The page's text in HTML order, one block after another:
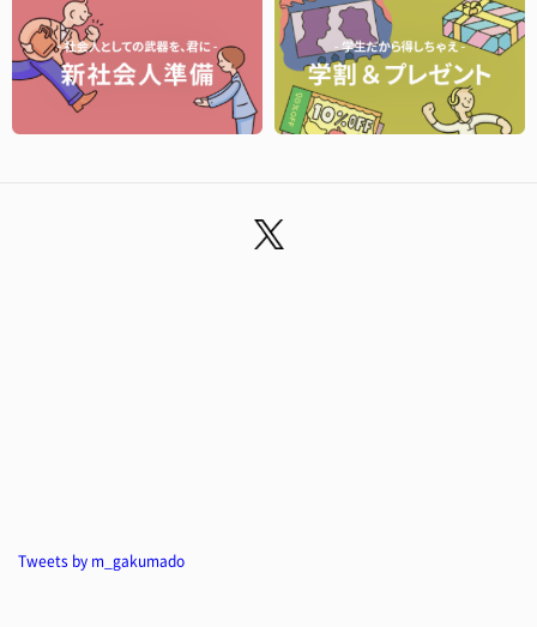
Tweets by m_gakumado